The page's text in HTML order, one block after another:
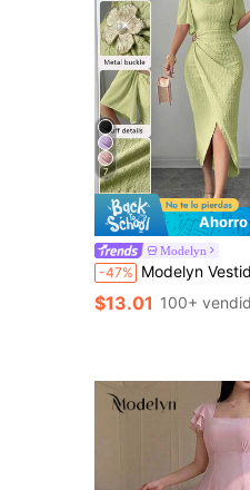
7
Ahorro
Modelyn
-47% Modelyn Vestido elegante ajustado con cuello de volantes, mangas de pétalos y hebilla
$13.01 100+